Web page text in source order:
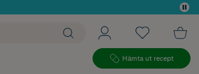
Hämta ut recept